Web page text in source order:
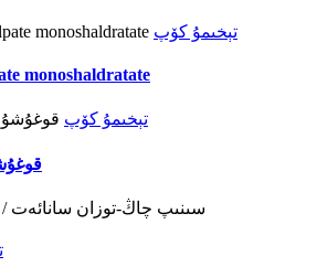
تېخىمۇ كۆپ
monoshaldratate
تېخىمۇ كۆپ